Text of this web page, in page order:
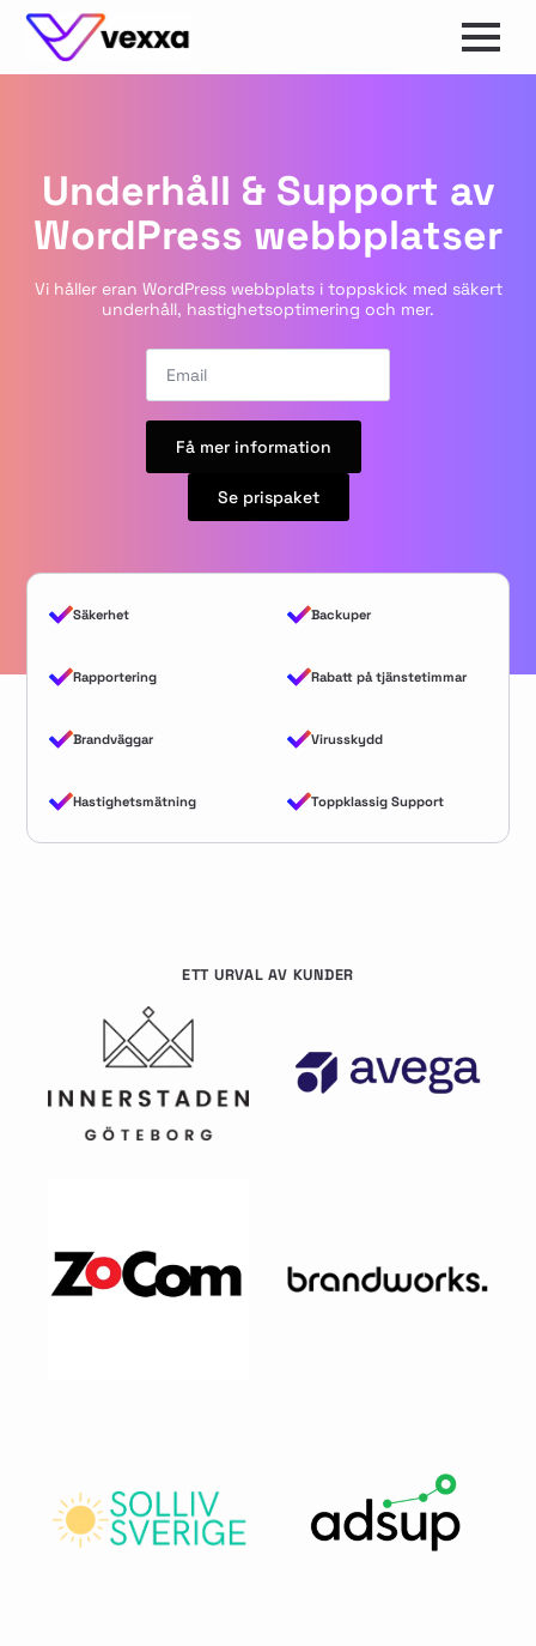
Underhåll & Support av
WordPress webbplatser
Vi håller eran WordPress webbplats i toppskick med säkert
underhåll, hastighetsoptimering och mer.
Email
Få mer information
Se prispaket
Säkerhet Backuper
Rapportering Rabatt på tjänstetimmar
Brandväggar Virusskydd
Hastighetsmätning Toppklassig Support
ETT URVAL AV KUNDER